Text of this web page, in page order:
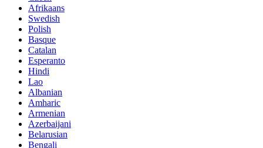
Afrikaans
Swedish
Polish
Basque
Catalan
Esperanto
Hindi
Lao
Albanian
Amharic
Armenian
Azerbaijani
Belarusian
Bengali